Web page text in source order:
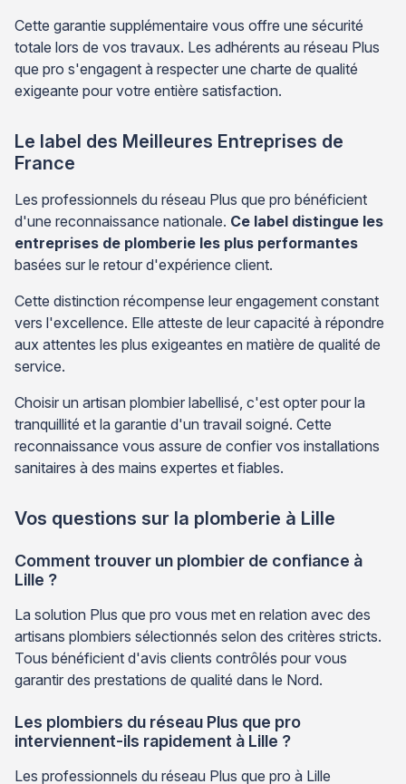
Cette garantie supplémentaire vous offre une sécurité
totale lors de vos travaux. Les adhérents au réseau Plus
que pro s'engagent à respecter une charte de qualité
exigeante pour votre entière satisfaction.
Le label des Meilleures Entreprises de
France
Les professionnels du réseau Plus que pro bénéficient
d'une reconnaissance nationale. Ce label distingue les
entreprises de plomberie les plus performantes
basées sur le retour d'expérience client.
Cette distinction récompense leur engagement constant
vers l'excellence. Elle atteste de leur capacité à répondre
aux attentes les plus exigeantes en matière de qualité de
service.
Choisir un artisan plombier labellisé, c'est opter pour la
tranquillité et la garantie d'un travail soigné. Cette
reconnaissance vous assure de confier vos installations
sanitaires à des mains expertes et fiables.
Vos questions sur la plomberie à Lille
Comment trouver un plombier de confiance à
Lille ?
La solution Plus que pro vous met en relation avec des
artisans plombiers sélectionnés selon des critères stricts.
Tous bénéficient d'avis clients contrôlés pour vous
garantir des prestations de qualité dans le Nord.
Les plombiers du réseau Plus que pro
interviennent-ils rapidement à Lille ?
Les professionnels du réseau Plus que pro à Lille